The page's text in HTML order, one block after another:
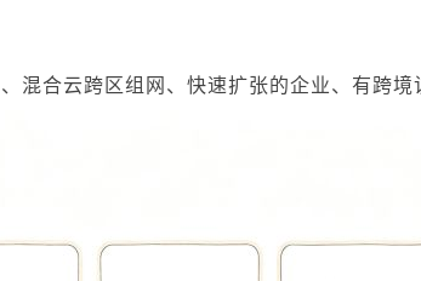
混合云跨区组网、快速扩张的企业、有跨境